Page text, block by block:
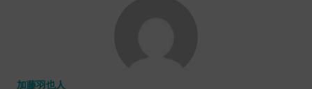
加藤羽也人